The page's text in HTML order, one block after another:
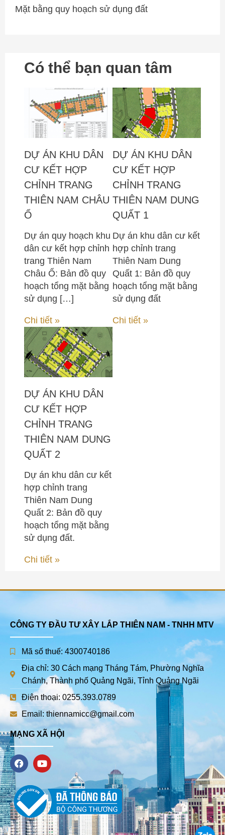
Mặt bằng quy hoạch sử dụng đất
Có thể bạn quan tâm
DỰ ÁN KHU DÂN
CƯ KẾT HỢP
CHỈNH TRANG
THIÊN NAM CHÂU
Ổ
Dự án quy hoạch khu
dân cư kết hợp chỉnh
trang Thiên Nam
Châu Ổ: Bản đồ quy
hoạch tổng mặt bằng
sử dụng […]
Chi tiết »
DỰ ÁN KHU DÂN
CƯ KẾT HỢP
CHỈNH TRANG
THIÊN NAM DUNG
QUẤT 1
Dự án khu dân cư kết
hợp chỉnh trang
Thiên Nam Dung
Quất 1: Bản đồ quy
hoạch tổng mặt bằng
sử dụng đất
Chi tiết »
DỰ ÁN KHU DÂN
CƯ KẾT HỢP
CHỈNH TRANG
THIÊN NAM DUNG
QUẤT 2
Dự án khu dân cư kết
hợp chỉnh trang
Thiên Nam Dung
Quất 2: Bản đồ quy
hoạch tổng mặt bằng
sử dụng đất.
Chi tiết »
CÔNG TY ĐẦU TƯ XÂY LẮP THIÊN NAM - TNHH MTV
Mã số thuế: 4300740186
Địa chỉ: 30 Cách mạng Tháng Tám, Phường Nghĩa
Chánh, Thành phố Quảng Ngãi, Tỉnh Quảng Ngãi
Điện thoại: 0255.393.0789
Email: thiennamicc@gmail.com
MẠNG XÃ HỘI
F
a
e
b
o
o
k
Y
o
u
b
e